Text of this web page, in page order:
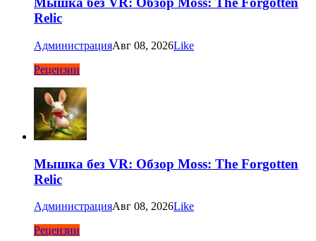
Relic
АдминистрацияАвг 08, 2026Like
Рецензии
Мышка без VR: Обзор Moss: The Forgotten
Relic
АдминистрацияАвг 08, 2026Like
Рецензии